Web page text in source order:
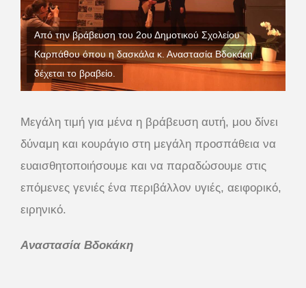
Από την βράβευση του 2ου Δημοτικού Σχολείου
Καρπάθου όπου η δασκάλα κ. Αναστασία Βδοκάκη
δέχεται το βραβείο.
Μεγάλη τιμή για μένα η βράβευση αυτή, μου δίνει
δύναμη και κουράγιο στη μεγάλη προσπάθεια να
ευαισθητοποιήσουμε και να παραδώσουμε στις
επόμενες γενιές ένα περιβάλλον υγιές, αειφορικό,
ειρηνικό.
Αναστασία Βδοκάκη